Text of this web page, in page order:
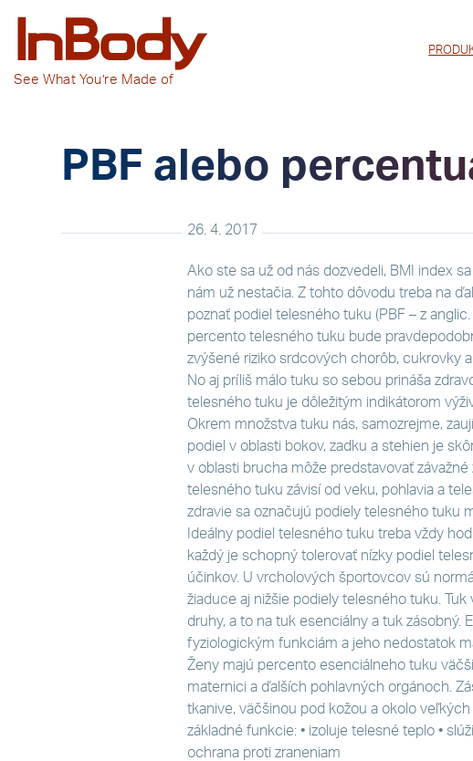
See What You’re Made of
PBF alebo
26. 4. 2017
Ako ste sa už od nás dozvedeli, BMI index
nám už nestačia. Z tohto dôvodu treba na
poznať podiel telesného tuku (PBF – z
percento telesného tuku bude
zvýšené riziko srdcových chorôb, cukrovky
No aj príliš málo tuku so sebou prináša
telesného tuku je dôležitým indikátorom
Okrem množstva tuku nás, samozrejme,
podiel v oblasti bokov, zadku a stehien je
v oblasti brucha môže predstavovať závažné
telesného tuku závisí od veku, pohlavia a
zdravie sa označujú podiely telesného tuku
Ideálny podiel telesného tuku treba vždy
každý je schopný tolerovať nízky podiel
účinkov. U vrcholových športovcov sú
žiaduce aj nižšie podiely telesného tuku.
druhy, a to na tuk esenciálny a tuk zásobný.
fyziologickým funkciám a jeho nedostatok
Ženy majú percento esenciálneho tuku
maternici a ďalších pohlavných orgánoch.
tkanive, väčšinou pod kožou a okolo
základné funkcie: • izoluje telesné teplo •
ochrana proti zraneniam